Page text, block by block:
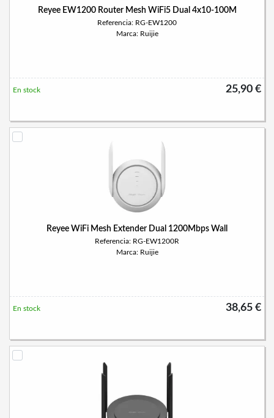
Reyee EW1200 Router Mesh WiFi5 Dual 4x10-100M
Referencia: RG-EW1200
Marca: Ruijie
25,90 €
En stock
Reyee WiFi Mesh Extender Dual 1200Mbps Wall
Referencia: RG-EW1200R
Marca: Ruijie
38,65 €
En stock